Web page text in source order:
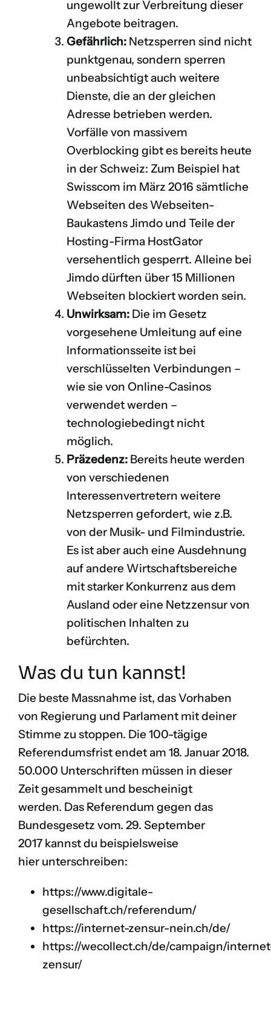
ungewollt zur Verbreitung dieser
Angebote beitragen.
Gefährlich: Netzsperren sind nicht
punktgenau, sondern sperren
unbeabsichtigt auch weitere
Dienste, die an der gleichen
Adresse betrieben werden.
Vorfälle von massivem
Overblocking gibt es bereits heute
in der Schweiz: Zum Beispiel hat
Swisscom im März 2016 sämtliche
Webseiten des Webseiten-
Baukastens Jimdo und Teile der
Hosting-Firma HostGator
versehentlich gesperrt. Alleine bei
Jimdo dürften über 15 Millionen
Webseiten blockiert worden sein.
Unwirksam: Die im Gesetz
vorgesehene Umleitung auf eine
Informationsseite ist bei
verschlüsselten Verbindungen –
wie sie von Online-Casinos
verwendet werden –
technologiebedingt nicht
möglich.
Präzedenz: Bereits heute werden
von verschiedenen
Interessenvertretern weitere
Netzsperren gefordert, wie z.B.
von der Musik- und Filmindustrie.
Es ist aber auch eine Ausdehnung
auf andere Wirtschaftsbereiche
mit starker Konkurrenz aus dem
Ausland oder eine Netzzensur von
politischen Inhalten zu
befürchten.
Was du tun kannst!
Die beste Massnahme ist, das Vorhaben
von Regierung und Parlament mit deiner
Stimme zu stoppen. Die 100-tägige
Referendumsfrist endet am 18. Januar 2018.
50.000 Unterschriften müssen in dieser
Zeit gesammelt und bescheinigt
werden. Das Referendum gegen das
Bundesgesetz vom. 29. September
2017 kannst du beispielsweise
hier unterschreiben:
https://www.digitale-
gesellschaft.ch/referendum/
https://internet-zensur-nein.ch/de/
https://wecollect.ch/de/campaign/
zensur/